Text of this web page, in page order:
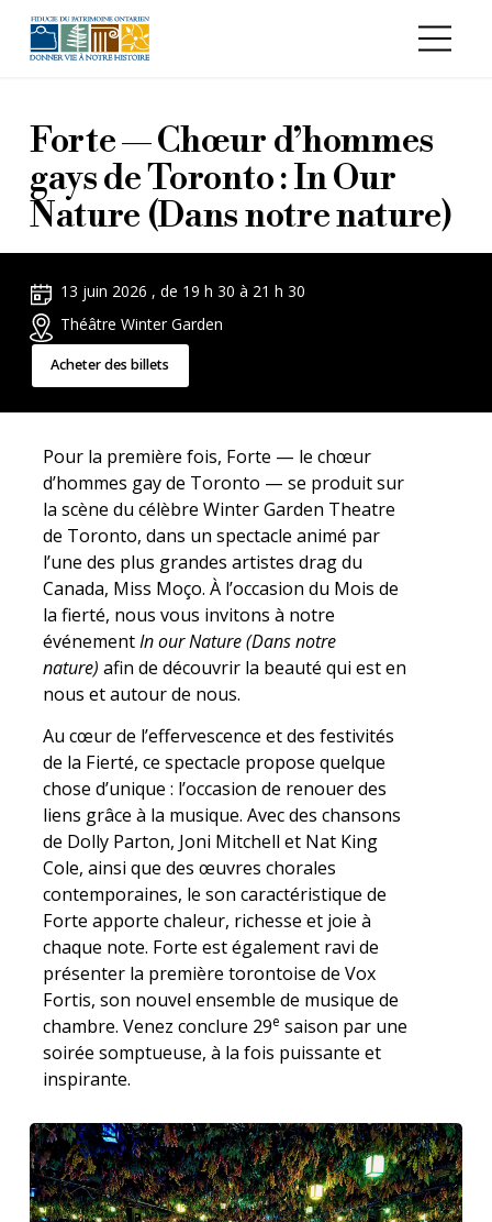
Forte — Chœur d’hommes
gays de Toronto : In Our
Nature (Dans notre nature)
13 juin 2026 , de 19 h 30 à 21 h 30
Théâtre Winter Garden
Acheter des billets
Pour la première fois, Forte — le chœur
d’hommes gay de Toronto — se produit sur
la scène du célèbre Winter Garden Theatre
de Toronto, dans un spectacle animé par
l’une des plus grandes artistes drag du
Canada, Miss Moço. À l’occasion du Mois de
la fierté, nous vous invitons à notre
événementIn our Nature (Dans notre
nature) afin de découvrir la beauté qui est en
nous et autour de nous.
Au cœur de l’effervescence et des festivités
de la Fierté, ce spectacle propose quelque
chose d’unique : l’occasion de renouer des
liens grâce à la musique. Avec des chansons
de Dolly Parton, Joni Mitchell et Nat King
Cole, ainsi que des œuvres chorales
contemporaines, le son caractéristique de
Forte apporte chaleur, richesse et joie à
chaque note. Forte est également ravi de
présenter la première torontoise de Vox
Fortis, son nouvel ensemble de musique de
chambre. Venez conclure 29e saison par une
soirée somptueuse, à la fois puissante et
inspirante.